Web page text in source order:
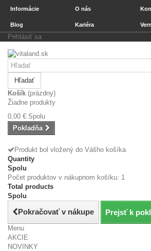
Informácie O nás
Blog Kariéra
Prihlásiť sa
Hľadať
Košík (prázdny)
Žiadne produkty
0,00 € Spolu
Pokladňa
Produkt bol vložený do Vášho košíka
Quantity
Spolu
Počet produktov v nákupnom košíku: 1
Total products
Spolu
Pokračovať v nákupe Prejsť k
Menu
AKCIE
NOVINKY